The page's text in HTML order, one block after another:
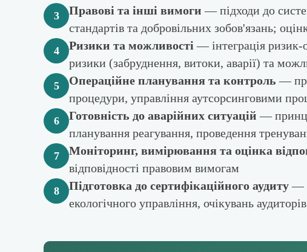
3 Правові та інші вимоги — підходи до
стандартів та добровільних зобов'язань;
4 Ризики та можливості — інтеграція ризик-
ризики (забруднення, витоки, аварії) та
5 Операційне планування та контроль —
процедури, управління аутсорсинговими
6 Готовність до аварійних ситуацій —
планування реагування, проведення
7 Моніторинг, вимірювання та оцінка
відповідності правовим вимогам
8 Підготовка до сертифікаційного аудиту—
екологічного управління, очікувань